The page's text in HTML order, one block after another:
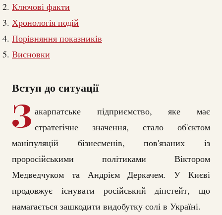
Ключові факти
Хронологія подій
Порівняння показників
Висновки
Вступ до ситуації
З акарпатське підприємство, яке має
стратегічне значення, стало об'єктом
маніпуляцій бізнесменів, пов'язаних із
проросійськими політиками Віктором
Медведчуком та Андрієм Деркачем. У Києві
продовжує існувати російський діпстейт, що
намагається зашкодити видобутку солі в Україні.